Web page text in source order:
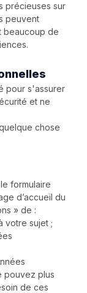
précieuses sur
peuvent
beaucoup de
pour s'assurer
et ne
chose
formulaire
d’accueil du
» de :
votre sujet ;
pouvez plus
de ces